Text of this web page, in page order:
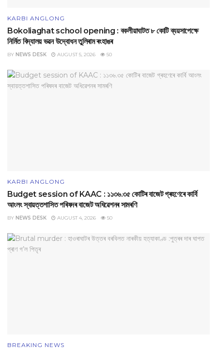
KARBI ANGLONG
Bokoliaghat school opening : বকলীয়াঘাটত ৮ কোটি ব্যয়সাপেক্ষে
নির্মিত বিদ্যালয় ভৱন উদ্বোধন তুলিৰাম ৰংহাঙৰ
BY NEWS DESK AUGUST 5, 2026 50
KARBI ANGLONG
Budget session of KAAC : ১১৩৬.৩৫ কোটিৰ বাজেট গ্ৰহণেৰে কাৰ্বি
আংলং স্বায়‌ত্তশাসিত পৰিষদৰ বাজেট অধিৱেশনৰ সামৰণি
BY NEWS DESK AUGUST 4, 2026 50
BREAKING NEWS